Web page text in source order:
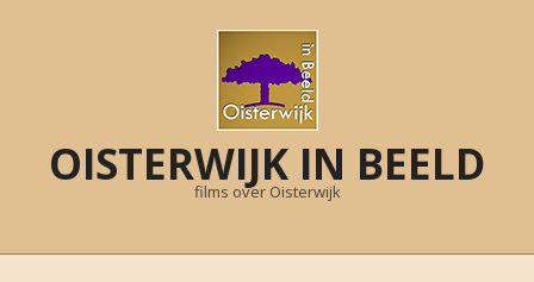
OISTERWIJK IN BEELD
films over Oisterwijk
Primary